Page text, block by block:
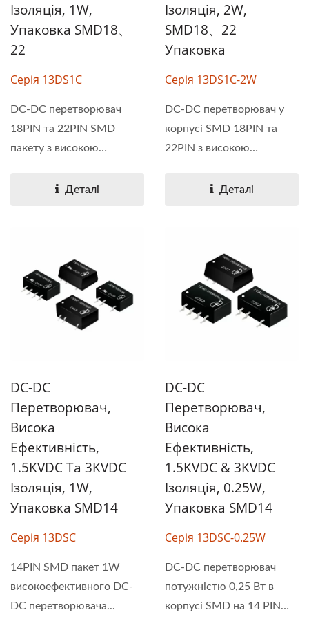
Ізоляція, 1W,
Упаковка SMD18、
22
Серія 13DS1C
DC-DC перетворювач
18PIN та 22PIN SMD
пакету з високою
Деталі
Ізоляція, 2W,
SMD18、22
Упаковка
Серія 13DS1C-2W
DC-DC перетворювач у
корпусі SMD 18PIN та
22PIN з високою
Деталі
DC-DC
Перетворювач,
Висока
Ефективність,
1.5KVDC Та 3KVDC
Ізоляція, 1W,
Упаковка SMD14
Серія 13DSC
14PIN SMD пакет 1W
високоефективного DC-
DC перетворювача...
DC-DC
Перетворювач,
Висока
Ефективність,
1.5KVDC & 3KVDC
Ізоляція, 0.25W,
Упаковка SMD14
Серія 13DSC-0.25W
DC-DC перетворювач
потужністю 0,25 Вт в
корпусі SMD на 14 PIN